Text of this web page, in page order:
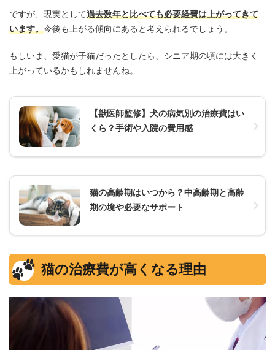
ですが、現実として過去数年と比べても必要経費は上がってきて
います。今後も上がる傾向にあると考えられるでしょう。
もしいま、愛猫が子猫だったとしたら、シニア期の頃には大きく
上がっているかもしれませんね。
【獣医師監修】犬の病気別の治療費はい
くら？手術や入院の費用感
猫の高齢期はいつから？中高齢期と高齢
期の境や必要なサポート
猫の治療費が高くなる理由